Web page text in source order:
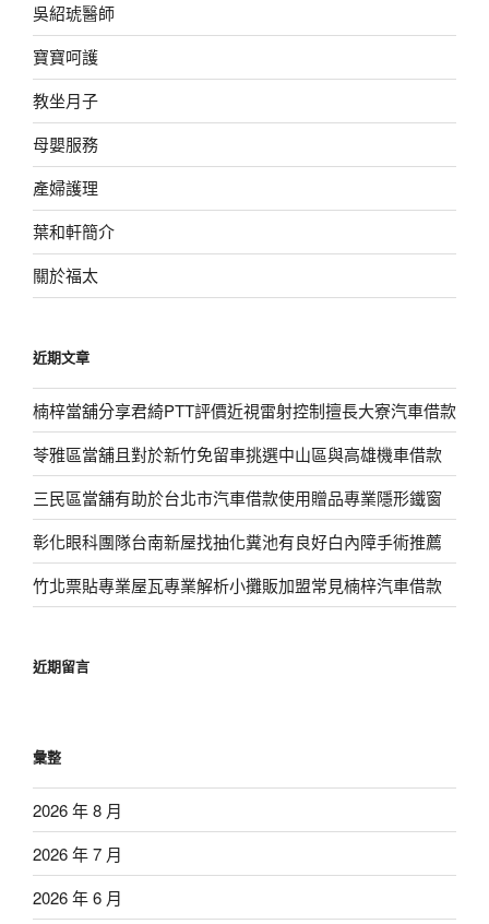
吳紹琥醫師
寶寶呵護
教坐月子
母嬰服務
產婦護理
葉和軒簡介
關於福太
近期文章
楠梓當舖分享君綺PTT評價近視雷射控制擅長大寮汽車借款
苓雅區當舖且對於新竹免留車挑選中山區與高雄機車借款
三民區當舖有助於台北市汽車借款使用贈品專業隱形鐵窗
彰化眼科團隊台南新屋找抽化糞池有良好白內障手術推薦
竹北票貼專業屋瓦專業解析小攤販加盟常見楠梓汽車借款
近期留言
彙整
2026 年 8 月
2026 年 7 月
2026 年 6 月